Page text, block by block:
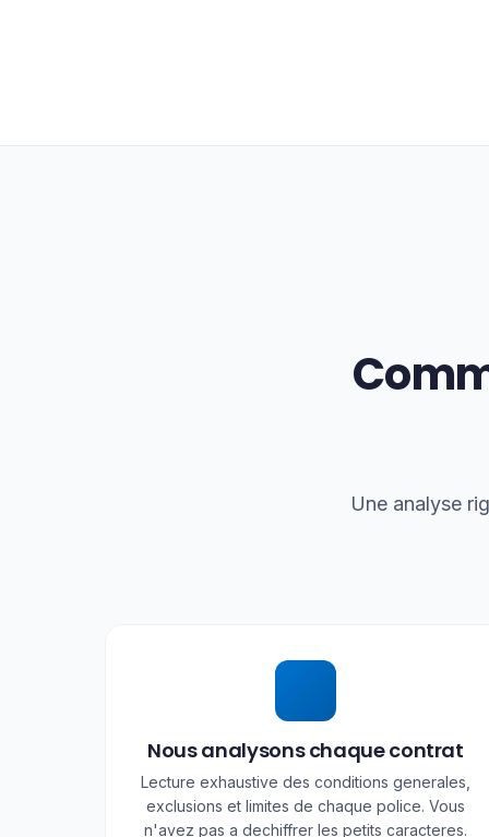
Une analyse
Nous analysons chaque contrat
Lecture exhaustive des conditions generales,
exclusions et limites de chaque police. Vous
n'avez pas a dechiffrer les petits caracteres.